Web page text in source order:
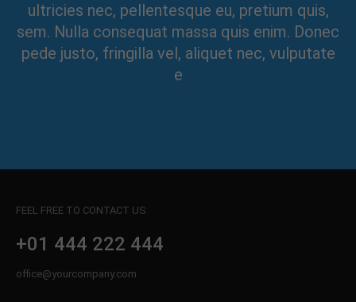
ultricies nec, pellentesque eu, pretium quis,
sem. Nulla consequat massa quis enim. Donec
pede justo, fringilla vel, aliquet nec, vulputate
e
FEEL FREE TO CONTACT US
+01 444 222 444
office@yourcompany.com